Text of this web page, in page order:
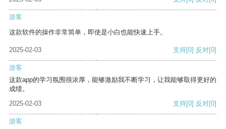
游客
这款软件的操作非常简单，即使是小白也能快速上手。
2025-02-03 支持[0] 反对[0]
游客
这款app的学习氛围很浓厚，能够激励我不断学习，让我能够取得更好的
成绩。
2025-02-03
支持[0] 反对[0]
游客